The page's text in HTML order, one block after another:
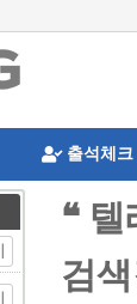
출석체크
❝ 텔
검